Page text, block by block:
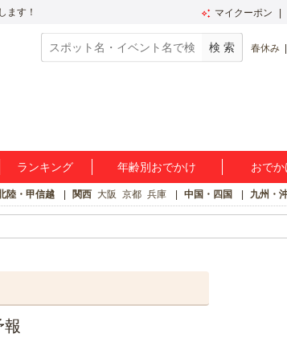
ます！ マイクーポン
春休み
ランキング 年齢別おでかけ おで
陸・甲信越 関西 大阪 京都 兵庫 中国・四国 九州・
報